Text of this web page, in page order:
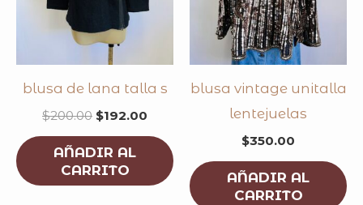
blusa de lana talla s
$200.00 $192.00
AÑADIR AL
CARRITO
blusa vintage unitalla
lentejuelas
$350.00
AÑADIR AL
CARRITO